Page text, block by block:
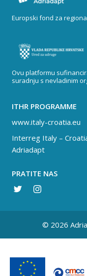
Europski fond za
Ovu platformu
suradnju s nevladinim
ITHR PROGRAMME
www.italy-croatia.eu
Interreg Italy –
Adriadapt
PRATITE NAS
© 2026